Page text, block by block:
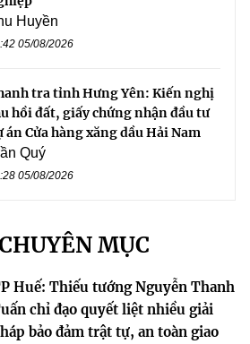
Huyền
05/08/2026
tra tỉnh Hưng Yên: Kiến nghị
hồi đất, giấy chứng nhận đầu tư
án Cửa hàng xăng dầu Hải Nam
Quý
05/08/2026
MỤC
Huế: Thiếu tướng Nguyễn Thanh
chỉ đạo quyết liệt nhiều giải
bảo đảm trật tự, an toàn giao